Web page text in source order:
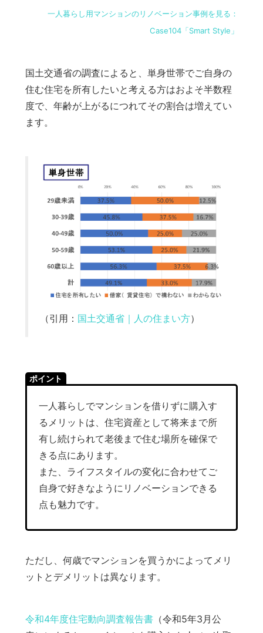
一人暮らし用マンションのリノベーション事例を見る：
Case104「Smart Style」
国土交通省の調査によると、単身世帯でご自身の
住む住宅を所有したいと考える方はおよそ半数程
度で、年齢が上がるにつれてその割合は増えてい
ます。
（引用： 国土交通省｜人の住まい方）
ポイント
一人暮らしでマンションを借りずに購入す
るメリットは、住宅資産として将来まで所
有し続けられて老後まで住む場所を確保で
きる点にあります。
また、ライフスタイルの変化に合わせてご
自身で好きなようにリノベーションできる
点も魅力です。
ただし、何歳でマンションを買うかによってメリ
ットとデメリットは異なります。
令和4年度住宅動向調査報告書（令和5年3月公